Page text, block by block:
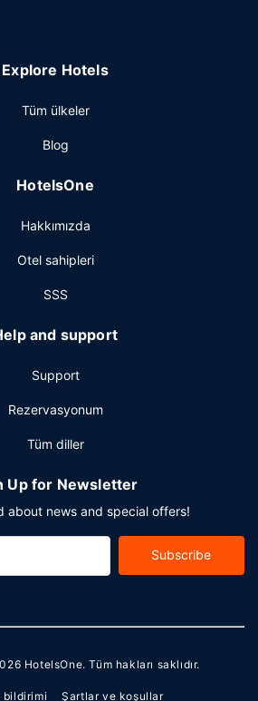
Explore Hotels
Tüm ülkeler
Blog
HotelsOne
Hakkımızda
Otel sahipleri
SSS
and support
Support
Rezervasyonum
Tüm diller
Up for Newsletter
about news and special offers!
Subscribe
HotelsOne. Tüm hakları saklıdır.
Şartlar ve koşullar